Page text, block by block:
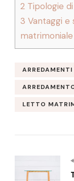
2 Tipologie
3 Vantaggi e
LETTO